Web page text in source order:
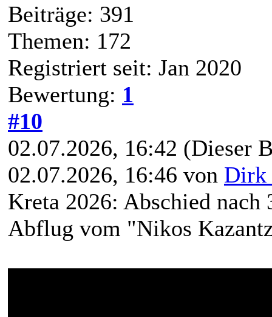
Beiträge: 391
Themen: 172
Registriert seit: Jan 2020
Bewertung: 1
#10
02.07.2026, 16:42 (Dieser
02.07.2026, 16:46 von Dirk
Kreta 2026: Abschied nach
Abflug vom "Nikos